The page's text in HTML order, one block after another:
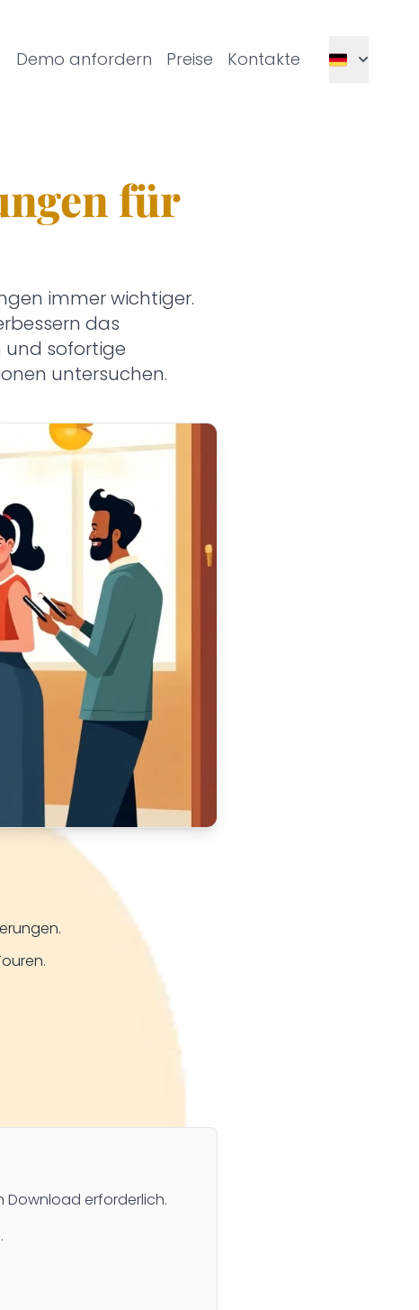
Demo anfordern Preise Kontakte
für
immer wichtiger.
das
und sofortige
untersuchen.
Download erforderlich.